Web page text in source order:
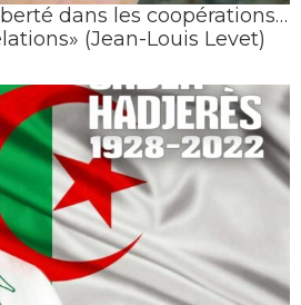
dans les coopérations…
(Jean-Louis Levet)